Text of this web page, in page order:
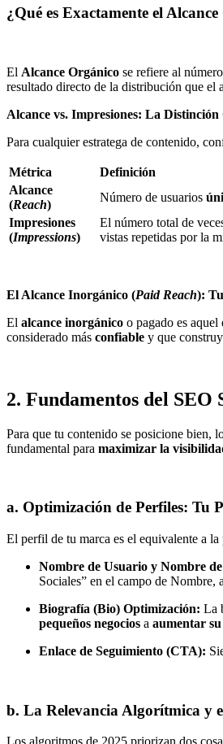
¿Qué es Exactamente el
El Alcance Orgánico se refiere al
resultado directo de la distribución que el
Alcance vs. Impresiones: La
Para cualquier estratega de contenido,
Métrica Definición
Alcance
(Reach)
Número de usuarios
Impresiones
(Impressions)
El número total de
vistas repetidas por la
El Alcance Inorgánico (Paid Reach):
El alcance inorgánico o pagado es
considerado más confiable y que
2. Fundamentos del
Para que tu contenido se posicione bien,
fundamental para maximizar la
a. Optimización de Perfiles: Tu
El perfil de tu marca es el equivalente a
Nombre de Usuario y Nombre
Sociales” en el campo de Nombre,
Biografía (Bio) Optimización: La
pequeños negocios a aumentar
Enlace de Seguimiento (CTA):
b. La Relevancia Algorítmica y